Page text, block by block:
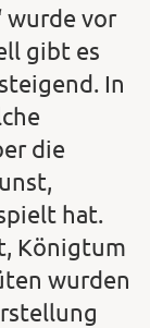
wurde vor
gibt es
In
die
hat.
Königtum
wurden